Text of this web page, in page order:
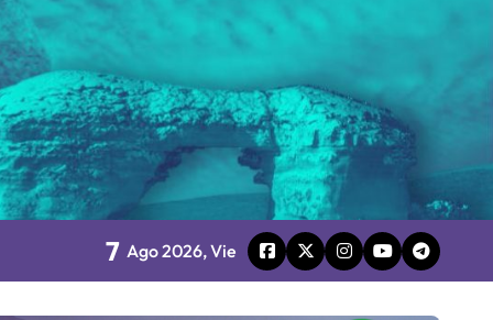
100% estatal
7 Ago 2026, Vie